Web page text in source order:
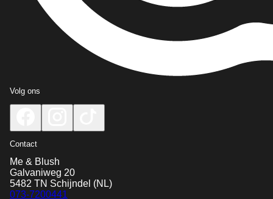
Volg ons
Contact
Me & Blush
Galvaniweg 20
5482 TN Schijndel (NL)
073-7200441